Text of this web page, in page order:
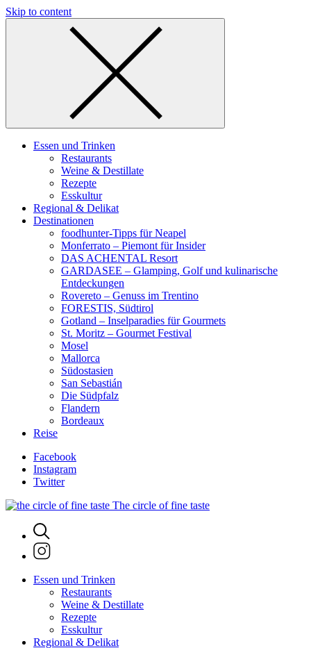
Skip to content
Essen und Trinken
Restaurants
Weine & Destillate
Rezepte
Esskultur
Regional & Delikat
Destinationen
foodhunter-Tipps für Neapel
Monferrato – Piemont für Insider
DAS ACHENTAL Resort
GARDASEE – Glamping, Golf und kulinarische
Entdeckungen
Rovereto – Genuss im Trentino
FORESTIS, Südtirol
Gotland – Inselparadies für Gourmets
St. Moritz – Gourmet Festival
Mosel
Mallorca
Südostasien
San Sebastián
Die Südpfalz
Flandern
Bordeaux
Reise
Facebook
Instagram
Twitter
The circle of fine taste
Essen und Trinken
Restaurants
Weine & Destillate
Rezepte
Esskultur
Regional & Delikat